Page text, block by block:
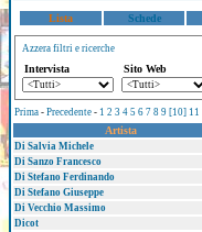
Lista Schede
Azzera filtri e ricerche
Intervista Sito Web
Prima - Precedente - 1 2 3 4 5 6 7 8 9 [10] 11
Artista
Di Salvia Michele
Di Sanzo Francesco
Di Stefano Ferdinando
Di Stefano Giuseppe
Di Vecchio Massimo
Dicot